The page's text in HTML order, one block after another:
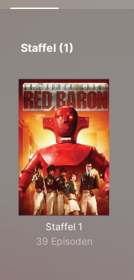
Staffel (1)
Staffel 1
39 Episoden